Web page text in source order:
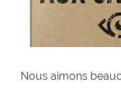
Nous aimons